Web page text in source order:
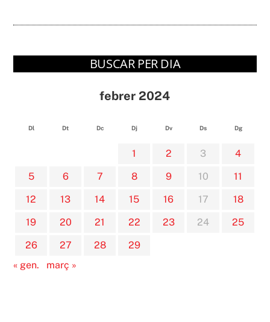
BUSCAR PER DIA
febrer 2024
Dl Dt Dc Dj Dv Ds Dg
1 2 3
4
5
6 7 8 9 10
11
12
13 14 15 16 17
18
19
20 21 22 23 24
25
26
27 28
29
« gen.
març »